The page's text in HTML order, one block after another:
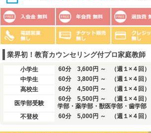
業界初！教育カウンセリング付プロ家庭教師
小学生 60分 3,600円 ～
（週１×４回
中学生
60分 3,800円 ～
（週１×４回
高校生
60分 4,500円 ～ （週１×４回
医学部受験
60分 5,500円 ～
（週１×４
学部・薬学部・獣医学部・歯学部
不登校
60分 5,000円 ～ （週１×４回